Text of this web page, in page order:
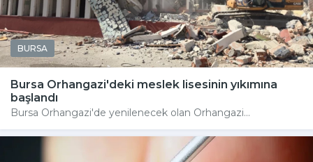
BURSA
Bursa Orhangazi'deki meslek lisesinin yıkımına
başlandı
Bursa Orhangazi'de yenilenecek olan Orhangazi...